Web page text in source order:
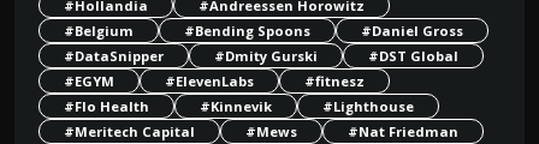
#Hollandia
#Andreessen Horowitz
#Belgium
#Bending Spoons
#Daniel Gross
#DataSnipper
#Dmity Gurski
#DST Global
#EGYM
#ElevenLabs
#fitnesz
#Flo Health
#Kinnevik
#Lighthouse
#Meritech Capital
#Mews
#Nat Friedman